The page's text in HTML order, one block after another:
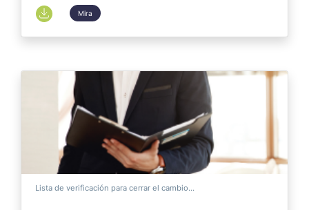
Mira
Lista de verificación para cerrar el cambio...